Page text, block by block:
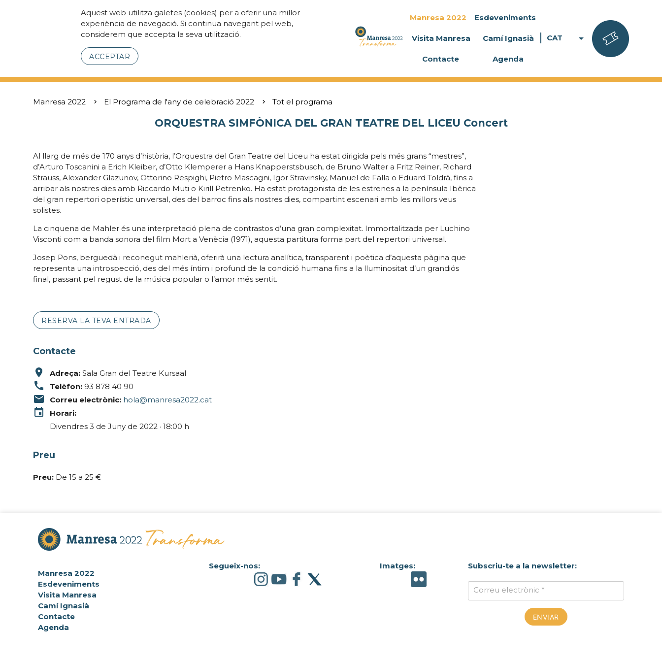
Aquest web utilitza galetes (cookies) per a oferir una millor
experiència de navegació. Si continua navegant pel web,
considerem que accepta la seva utilització.
ACCEPTAR
Manresa 2022 Esdeveniments
Visita Manresa Camí Ignasià
Contacte Agenda
CAT arrow_drop_down
Manresa 2022 El Programa de l'any de celebració 2022 Tot el programa
ORQUESTRA SIMFÒNICA DEL GRAN TEATRE DEL LICEU Concert
Al llarg de més de 170 anys d’història, l’Orquestra del Gran Teatre del Liceu ha estat dirigida pels més grans “mestres”,
d’Arturo Toscanini a Erich Kleiber, d’Otto Klemperer a Hans Knapperstsbusch, de Bruno Walter a Fritz Reiner, Richard
Strauss, Alexander Glazunov, Ottorino Respighi, Pietro Mascagni, Igor Stravinsky, Manuel de Falla o Eduard Toldrà, fins a
arribar als nostres dies amb Riccardo Muti o Kirill Petrenko. Ha estat protagonista de les estrenes a la península Ibèrica
del gran repertori operístic universal, des del barroc fins als nostres dies, compartint escenari amb les millors veus
solistes.
La cinquena de Mahler és una interpretació plena de contrastos d’una gran complexitat. Immortalitzada per Luchino
Visconti com a banda sonora del film Mort a Venècia (1971), aquesta partitura forma part del repertori universal.
Josep Pons, berguedà i reconegut mahlerià, oferirà una lectura analítica, transparent i poètica d’aquesta pàgina que
representa una introspecció, des del més íntim i profund de la condició humana fins a la lluminositat d’un grandiós
final, passant pel regust de la música popular o l’amor més sentit.
RESERVA LA TEVA ENTRADA
Contacte
place Adreça: Sala Gran del Teatre Kursaal
call Telèfon: 93 878 40 90
email Correu electrònic: hola@manresa2022.cat
event
Horari:
Divendres 3 de Juny de 2022 · 18:00 h
Preu
Preu: De 15 a 25 €
Manresa 2022
Esdeveniments
Visita Manresa
Camí Ignasià
Contacte
Agenda
Segueix-nos: Imatges: Subscriu-te a la newsletter:
Correu electrònic *